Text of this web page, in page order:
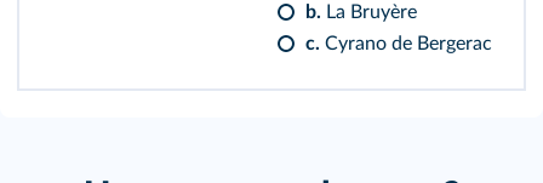
b. La Bruyère
c. Cyrano de Bergerac